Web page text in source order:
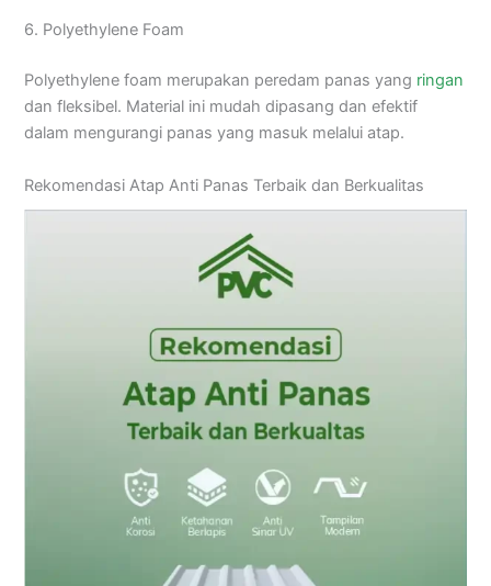
6. Polyethylene Foam
Polyethylene foam merupakan peredam panas yang ringan
dan fleksibel. Material ini mudah dipasang dan efektif
dalam mengurangi panas yang masuk melalui atap.
Rekomendasi Atap Anti Panas Terbaik dan Berkualitas